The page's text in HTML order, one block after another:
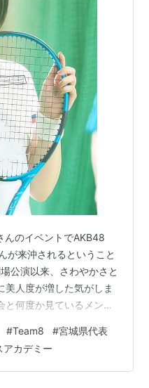
んのイベントでAKB48
が来沖されるということ
公演以来、さわやかさと
美人度が増した気がしま
何度か見ているメンバ
ーマンス中の表情も美
気温高め午後は雨も降
半はかなり疲れたんじゃ
#Team8 #宮城県代表
アカデミー